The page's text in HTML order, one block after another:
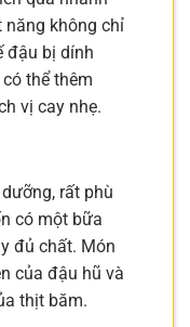
năng không chỉ
đậu bị dính
thể thêm
vị cay nhẹ.
rất phù
có một bữa
đủ chất. Món
của đậu hũ và
thịt băm.